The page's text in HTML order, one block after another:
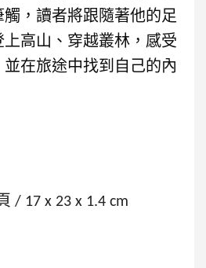
，讀者將跟隨著他的足
高山、穿越叢林，感受
在旅途中找到自己的內
/ 17 x 23 x 1.4 cm